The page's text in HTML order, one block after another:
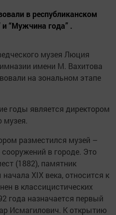
в республиканском
“Мужчина года” .
музея Люция
имени М. Вахитова
на зональном этапе
годы является директором
музея.
разместился музей –
в городе. Это
(1882), памятник
XIX века, относится к
в классицистических
года назначается первый
Исмагилович. К открытию